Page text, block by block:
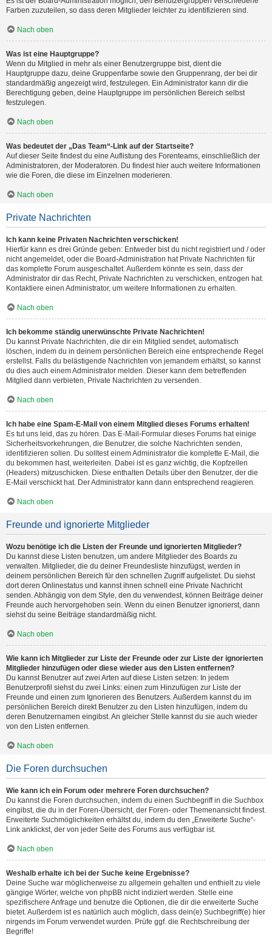
Farben zuzuteilen, so dass deren Mitglieder leichter zu identifizieren sind.
Nach oben
Was ist eine Hauptgruppe?
Wenn du Mitglied in mehr als einer Benutzergruppe bist, dient die
Hauptgruppe dazu, deine Gruppenfarbe sowie den Gruppenrang, der bei dir
standardmäßig angezeigt wird, festzulegen. Ein Administrator kann dir die
Berechtigung geben, deine Hauptgruppe im persönlichen Bereich selbst
festzulegen.
Nach oben
Was bedeutet der „Das Team“-Link auf der Startseite?
Auf dieser Seite findest du eine Auflistung des Forenteams, einschließlich der
Administratoren, der Moderatoren. Du findest hier auch weitere Informationen
wie die Foren, die diese im Einzelnen moderieren.
Nach oben
Private Nachrichten
Ich kann keine Privaten Nachrichten verschicken!
Hierfür kann es drei Gründe geben: Entweder bist du nicht registriert und / oder
nicht angemeldet, oder die Board-Administration hat Private Nachrichten für
das komplette Forum ausgeschaltet. Außerdem könnte es sein, dass der
Administrator dir das Recht, Private Nachrichten zu verschicken, entzogen hat.
Kontaktiere einen Administrator, um weitere Informationen zu erhalten.
Nach oben
Ich bekomme ständig unerwünschte Private Nachrichten!
Du kannst Private Nachrichten, die dir ein Mitglied sendet, automatisch
löschen, indem du in deinem persönlichen Bereich eine entsprechende Regel
erstellst. Falls du belästigende Nachrichten von jemandem erhältst, so kannst
du dies auch einem Administrator melden. Dieser kann dem betreffenden
Mitglied dann verbieten, Private Nachrichten zu versenden.
Nach oben
Ich habe eine Spam-E-Mail von einem Mitglied dieses Forums erhalten!
Es tut uns leid, das zu hören. Das E-Mail-Formular dieses Forums hat einige
Sicherheitsvorkehrungen, die Benutzer, die solche Nachrichten senden,
identifizieren sollen. Du solltest einem Administrator die komplette E-Mail, die
du bekommen hast, weiterleiten. Dabei ist es ganz wichtig, die Kopfzeilen
(Headers) mitzuschicken. Diese enthalten Details über den Benutzer, der die
E-Mail verschickt hat. Der Administrator kann dann entsprechend reagieren.
Nach oben
Freunde und ignorierte Mitglieder
Wozu benötige ich die Listen der Freunde und ignorierten Mitglieder?
Du kannst diese Listen benutzen, um andere Mitglieder des Boards zu
verwalten. Mitglieder, die du deiner Freundesliste hinzufügst, werden in
deinem persönlichen Bereich für den schnellen Zugriff aufgelistet. Du siehst
dort deren Onlinestatus und kannst ihnen schnell eine Private Nachricht
senden. Abhängig von dem Style, den du verwendest, können Beiträge deiner
Freunde auch hervorgehoben sein. Wenn du einen Benutzer ignorierst, dann
siehst du seine Beiträge standardmäßig nicht.
Nach oben
Wie kann ich Mitglieder zur Liste der Freunde oder zur Liste der ignorierten
Mitglieder hinzufügen oder diese wieder aus den Listen entfernen?
Du kannst Benutzer auf zwei Arten auf diese Listen setzen: In jedem
Benutzerprofil siehst du zwei Links: einen zum Hinzufügen zur Liste der
Freunde und einen zum Ignorieren des Benutzers. Außerdem kannst du im
persönlichen Bereich direkt Benutzer zu den Listen hinzufügen, indem du
deren Benutzernamen eingibst. An gleicher Stelle kannst du sie auch wieder
von den Listen entfernen.
Nach oben
Die Foren durchsuchen
Wie kann ich ein Forum oder mehrere Foren durchsuchen?
Du kannst die Foren durchsuchen, indem du einen Suchbegriff in die Suchbox
eingibst, die du in der Foren-Übersicht, der Foren- oder Themenansicht findest.
Erweiterte Suchmöglichkeiten erhältst du, indem du den „Erweiterte Suche“-
Link anklickst, der von jeder Seite des Forums aus verfügbar ist.
Nach oben
Weshalb erhalte ich bei der Suche keine Ergebnisse?
Deine Suche war möglicherweise zu allgemein gehalten und enthielt zu viele
gängige Wörter, welche von phpBB nicht indiziert werden. Stelle eine
spezifischere Anfrage und benutze die Optionen, die dir die erweiterte Suche
bietet. Außerdem ist es natürlich auch möglich, dass dein(e) Suchbegriff(e) hier
nirgends im Forum verwendet wurden. Prüfe ggf. die Rechtschreibung der
Begriffe!